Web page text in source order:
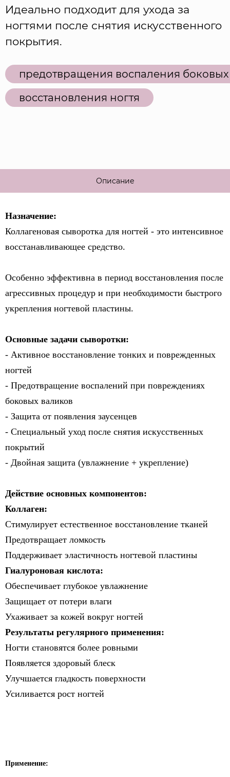
Идеально подходит для ухода за
ногтями после снятия искусственного
покрытия.
предотвращения воспаления
восстановления ногтя
Описание
Назначение:
Коллагеновая сыворотка для ногтей - это интенсивное
восстанавливающее средство.
Особенно эффективна в период восстановления после
агрессивных процедур и при необходимости быстрого
укрепления ногтевой пластины.
Основные задачи сыворотки:
- Активное восстановление тонких и поврежденных
ногтей
- Предотвращение воспалений при повреждениях
боковых валиков
- Защита от появления заусенцев
- Специальный уход после снятия искусственных
покрытий
- Двойная защита (увлажнение + укрепление)
Действие основных компонентов:
Коллаген:
Стимулирует естественное восстановление тканей
Предотвращает ломкость
Поддерживает эластичность ногтевой пластины
Гиалуроновая кислота:
Обеспечивает глубокое увлажнение
Защищает от потери влаги
Ухаживает за кожей вокруг ногтей
Результаты регулярного применения:
Ногти становятся более ровными
Появляется здоровый блеск
Улучшается гладкость поверхности
Усиливается рост ногтей
Применение: